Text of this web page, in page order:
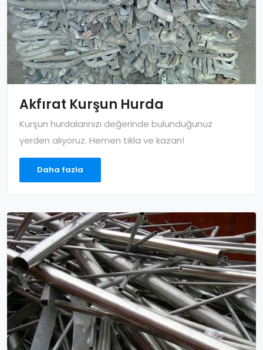
Akfırat Kurşun Hurda
Kurşun hurdalarınızı değerinde bulunduğunuz
yerden alıyoruz. Hemen tıkla ve kazan!
Daha fazla